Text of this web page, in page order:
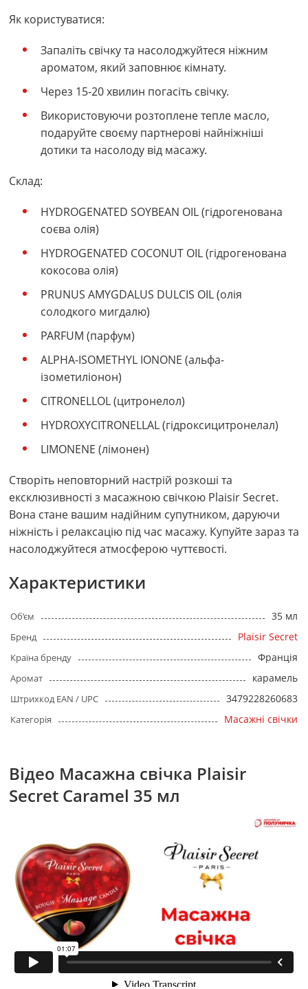
Як користуватися:
Запаліть свічку та насолоджуйтеся ніжним
ароматом, який заповнює кімнату.
Через 15-20 хвилин погасіть свічку.
Використовуючи розтоплене тепле масло,
подаруйте своєму партнерові найніжніші
дотики та насолоду від масажу.
Склад:
HYDROGENATED SOYBEAN OIL (гідрогенована
соєва олія)
HYDROGENATED COCONUT OIL (гідрогенована
кокосова олія)
PRUNUS AMYGDALUS DULCIS OIL (олія
солодкого мигдалю)
PARFUM (парфум)
ALPHA-ISOMETHYL IONONE (альфа-
ізометиліонон)
CITRONELLOL (цитронелол)
HYDROXYCITRONELLAL (гідроксицитронелал)
LIMONENE (лімонен)
Створіть неповторний настрій розкоші та
ексклюзивності з масажною свічкою Plaisir Secret.
Вона стане вашим надійним супутником, даруючи
ніжність і релаксацію під час масажу. Купуйте зараз та
насолоджуйтеся атмосферою чуттєвості.
Характеристики
Об’єм 35 мл
Бренд Plaisir Secret
Країна бренду Франція
Аромат карамель
Штрихкод EAN / UPC 3479228260683
Категорія Масажні свічки
Відео Масажна свічка Plaisir
Secret Caramel 35 мл